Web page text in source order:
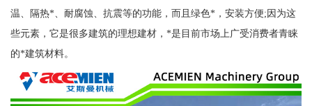
温、隔热*、耐腐蚀、抗震等的功能，而且绿色*，安装方便;因为这
些元素，它是很多建筑的理想建材，*是目前市场上广受消费者青睐
的*建筑材料。